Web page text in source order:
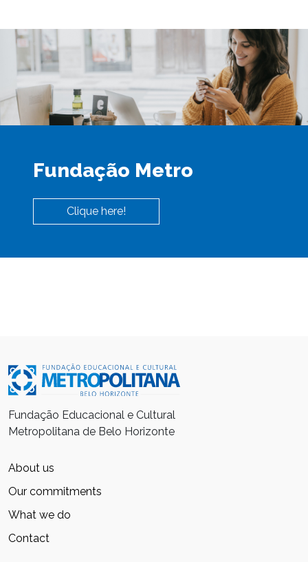
Fundação Metro
Clique here!
Fundação Educacional e Cultural
Metropolitana de Belo Horizonte
About us
Our commitments
What we do
Contact